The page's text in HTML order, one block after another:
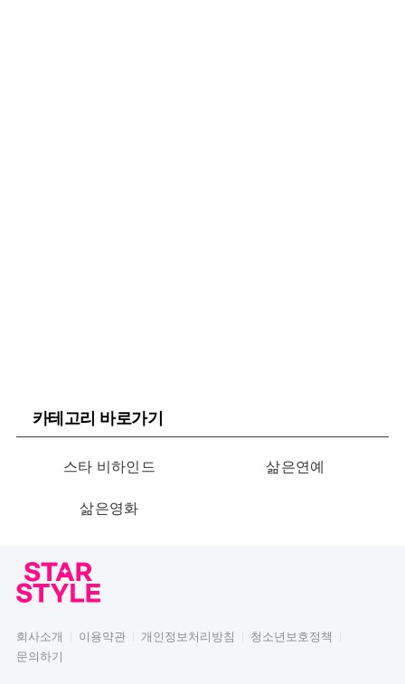
카테고리 바로가기
스타 비하인드 삶은연예
삶은영화
회사소개 이용약관 개인정보처리방침
청소년보호정책
문의하기